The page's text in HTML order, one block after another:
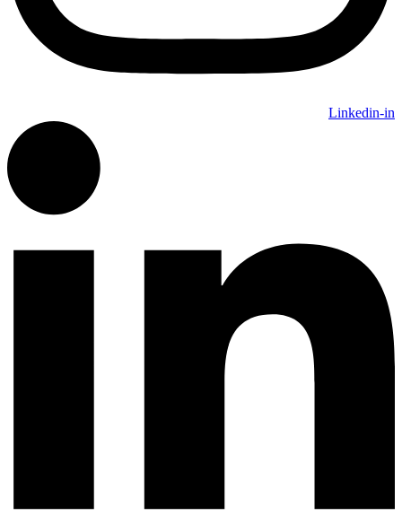
Linkedin-in